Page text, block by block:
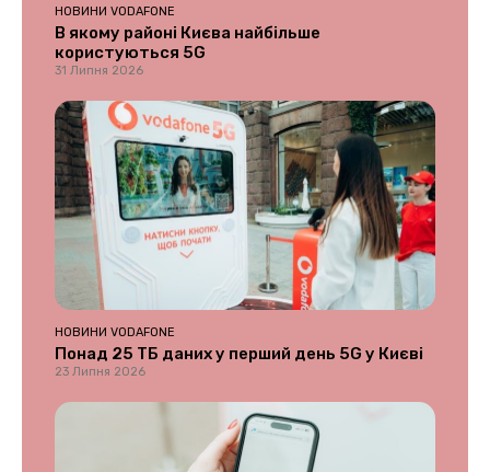
НОВИНИ VODAFONE
В якому районі Києва найбільше
користуються 5G
31 Липня 2026
НОВИНИ VODAFONE
Понад 25 ТБ даних у перший день 5G у Києві
23 Липня 2026